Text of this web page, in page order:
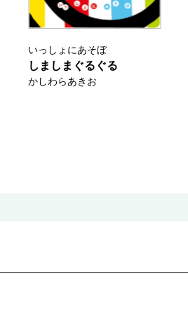
いっしょにあそぼ
しましまぐるぐる
かしわらあきお